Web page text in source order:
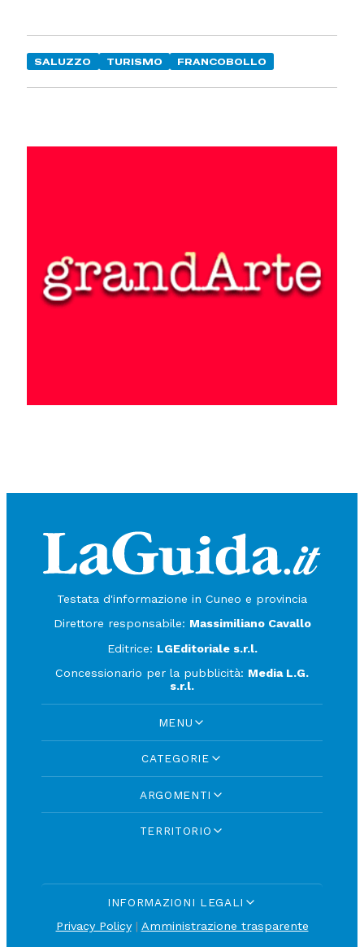
SALUZZO TURISMO FRANCOBOLLO
Testata d'informazione in Cuneo e provincia
Direttore responsabile: Massimiliano Cavallo
Editrice: LGEditoriale s.r.l.
Concessionario per la pubblicità: Media L.G.
s.r.l.
MENU
CATEGORIE
ARGOMENTI
TERRITORIO
INFORMAZIONI LEGALI
Privacy Policy| Amministrazione trasparente